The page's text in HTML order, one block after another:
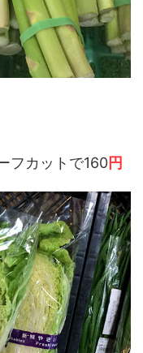
フカットで160円